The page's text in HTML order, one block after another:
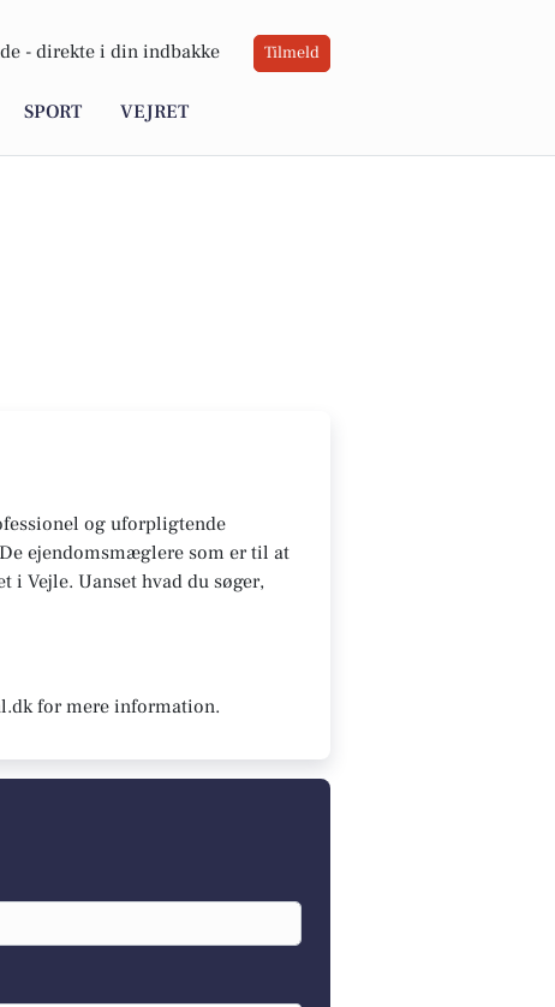
- direkte i din indbakke Tilmeld
SPORT VEJRET
og uforpligtende
ejendomsmæglere som er til at
i Vejle. Uanset hvad du søger,
for mere information.